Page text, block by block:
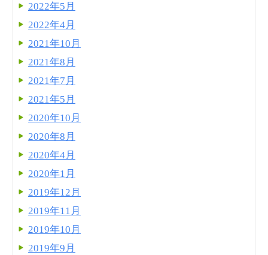
2022年5月
2022年4月
2021年10月
2021年8月
2021年7月
2021年5月
2020年10月
2020年8月
2020年4月
2020年1月
2019年12月
2019年11月
2019年10月
2019年9月